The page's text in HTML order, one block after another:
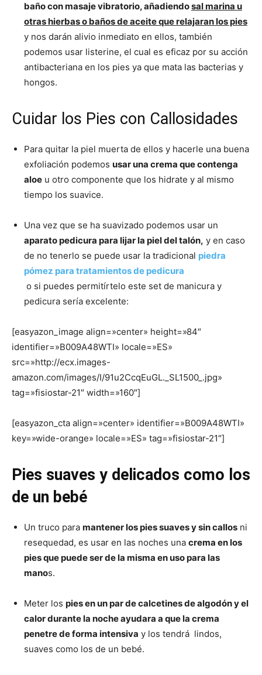
baño con masaje vibratorio, añadiendosal marina u
otras hierbas o baños de aceite que relajaran los pies
y nos darán alivio inmediato en ellos, también
podemos usar listerine, el cual es eficaz por su acción
antibacteriana en los pies ya que mata las bacterias y
hongos.
Cuidar los Pies con Callosidades
Para quitar la piel muerta de ellos y hacerle una buena
exfoliación podemos usar una crema que contenga
aloe u otro componente que los hidrate y al mismo
tiempo los suavice.
Una vez que se ha suavizado podemos usar un
aparato pedicura para lijar la piel del talón, y en caso
de no tenerlo se puede usar la tradicional piedra
pómez para tratamientos de pedicura
o si puedes permitírtelo este set de manicura y
pedicura sería excelente:
[easyazon_image align=»center» height=»84″
identifier=»B009A48WTI» locale=»ES»
src=»http://ecx.images-
amazon.com/images/I/91u2CcqEuGL._SL1500_.jpg»
tag=»fisiostar-21″ width=»160″]
[easyazon_cta align=»center» identifier=»B009A48WTI»
key=»wide-orange» locale=»ES» tag=»fisiostar-21″]
Pies suaves y delicados como los
de un bebé
Un truco para mantener los pies suaves y sin callos ni
resequedad, es usar en las noches una crema en los
pies que puede ser de la misma en uso para las
manos.
Meter los pies en un par de calcetines de algodón y el
calor durante la noche ayudara a que la crema
penetre de forma intensiva y los tendrá lindos,
suaves como los de un bebé.